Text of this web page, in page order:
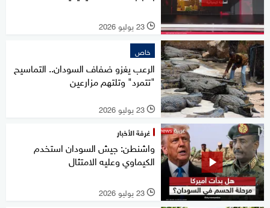
l 23 يوليو 2026
خاص
الرعب يغزو ضفاف السودان.. التماسيح
"تتمرد" وتلتهم مزارعين
l 23 يوليو 2026
غرفة الأخبار
واشنطن: جيش السودان استخدم
الكيماوي وعليه الامتثال
l 23 يوليو 2026